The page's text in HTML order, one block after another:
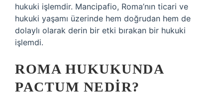
hukuki işlemdir. Mancipafio, Roma’nın ticari ve
hukuki yaşamı üzerinde hem doğrudan hem de
dolaylı olarak derin bir etki bırakan bir hukuki
işlemdi.
ROMA HUKUKUNDA
PACTUM NEDIR?